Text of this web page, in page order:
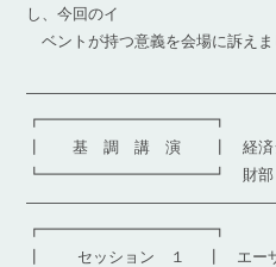
し、今回のイ
ベントが持つ意義を会場に訴えま
┏━━━━━━━━━━━┓
┃ 基 調 講 演 ┃ 経済ジャ
┗━━━━━━━━━━━┛ 財部
┏━━━━━━━━━━━┓
┃ セッション １ ┃ エーザ